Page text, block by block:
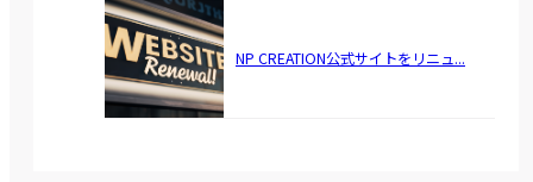
NP CREATION公式サイトをリニュ...